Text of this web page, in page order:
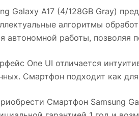
Galaxy A17 (4/128GB Gray)
алгоритмы
автономной работы, позволяя
One UI отличается
Смартфон подходит как
Смартфон Samsung